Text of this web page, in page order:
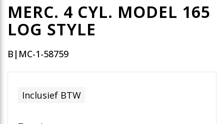
MERC. 4 CYL. MODEL 165
LOG STYLE
B|MC-1-58759
Inclusief BTW